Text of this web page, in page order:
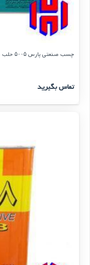
چسب صنعتی پارس ۵۰۰۵ حلب
تماس بگیرید